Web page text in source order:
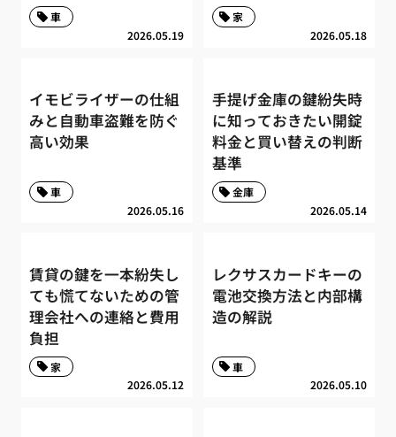
2026.05.19
車
2026.05.18
家
イモビライザーの仕組
みと自動車盗難を防ぐ
高い効果
2026.05.16
車
手提げ金庫の鍵紛失時
に知っておきたい開錠
料金と買い替えの判断
基準
2026.05.14
金庫
賃貸の鍵を一本紛失し
ても慌てないための管
理会社への連絡と費用
負担
2026.05.12
家
レクサスカードキーの
電池交換方法と内部構
造の解説
2026.05.10
車